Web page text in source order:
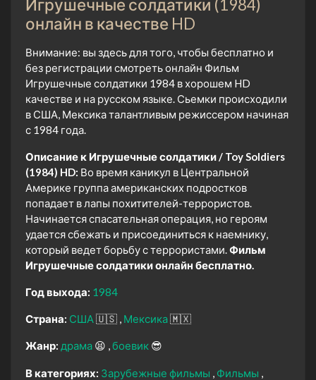
Игрушечные солдатики (1984)
онлайн в качестве HD
Внимание: вы здесь для того, чтобы бесплатно и
без регистрации смотреть онлайн Фильм
Игрушечные солдатики 1984 в хорошем HD
качестве и на русском языке. Сьемки происходили
в США, Мексика талантливым режиссером начиная
с 1984 года.
Описание к Игрушечные солдатики / Toy Soldiers
(1984) HD: Во время каникул в Центральной
Америке группа американских подростков
попадает в лапы похитителей-террористов.
Начинается спасательная операция, но героям
удается сбежать и присоединиться к наемнику,
который ведет борьбу с террористами.Фильм
Игрушечные солдатики онлайн бесплатно.
Год выхода: 1984
Страна: США🇺🇸 Мексика🇲🇽
Жанр: драма 😫 боевик 😎
В категориях: Зарубежные фильмы
Фильмы